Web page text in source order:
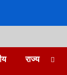
राज्य